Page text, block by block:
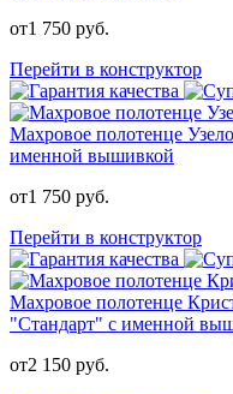
от1 750 руб.
Перейти в конструктор
Махровое полотенце
именной вышивкой
от1 750 руб.
Перейти в конструктор
Махровое полотенце
"Стандарт" с именной
от2 150 руб.